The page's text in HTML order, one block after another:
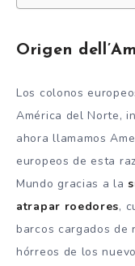
Origen
Los colonos
América del Norte,
ahora llamamos
europeos de esta
Mundo gracias a la
atrapar roedores,
barcos cargados de
hórreos de los